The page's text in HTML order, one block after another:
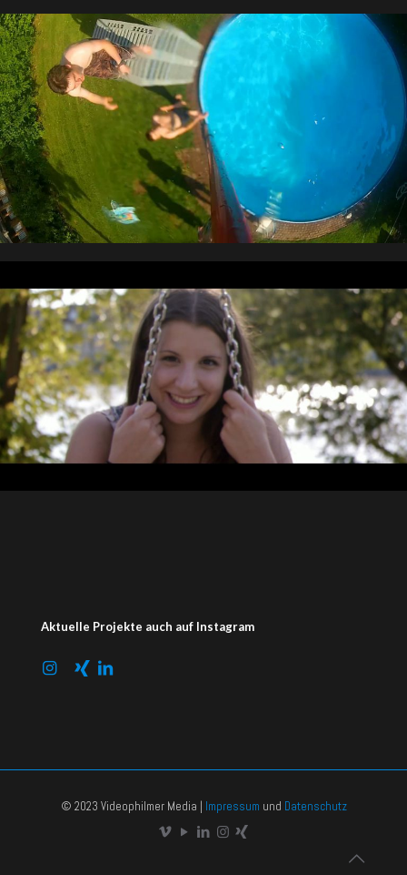
EinFilm 2014
EinFilm 2015
Aktuelle Projekte auch auf Instagram
© 2023 Videophilmer Media | Impressum und Datenschutz